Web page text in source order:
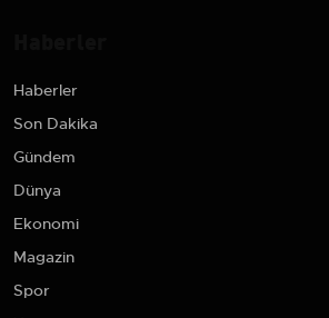
Haberler
Son Dakika
Gündem
Dünya
Ekonomi
Magazin
Spor